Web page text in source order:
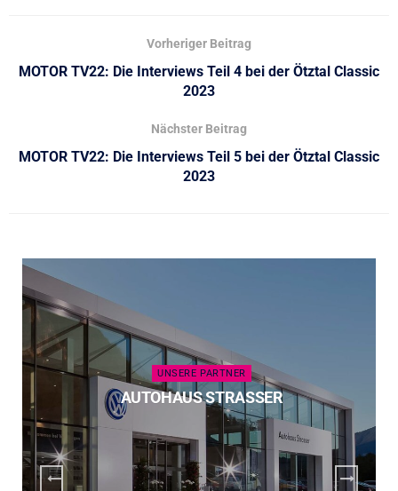
Vorheriger Beitrag
MOTOR TV22: Die Interviews Teil 4 bei der Ötztal Classic
2023
Nächster Beitrag
MOTOR TV22: Die Interviews Teil 5 bei der Ötztal Classic
2023
UNSERE PARTNER
AUTOHAUS STRASSER